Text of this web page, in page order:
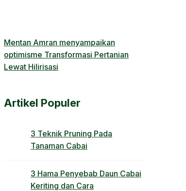
Mentan Amran menyampaikan
optimisme Transformasi Pertanian
Lewat Hilirisasi
Artikel Populer
3 Teknik Pruning Pada
Tanaman Cabai
3 Hama Penyebab Daun Cabai
Keriting dan Cara